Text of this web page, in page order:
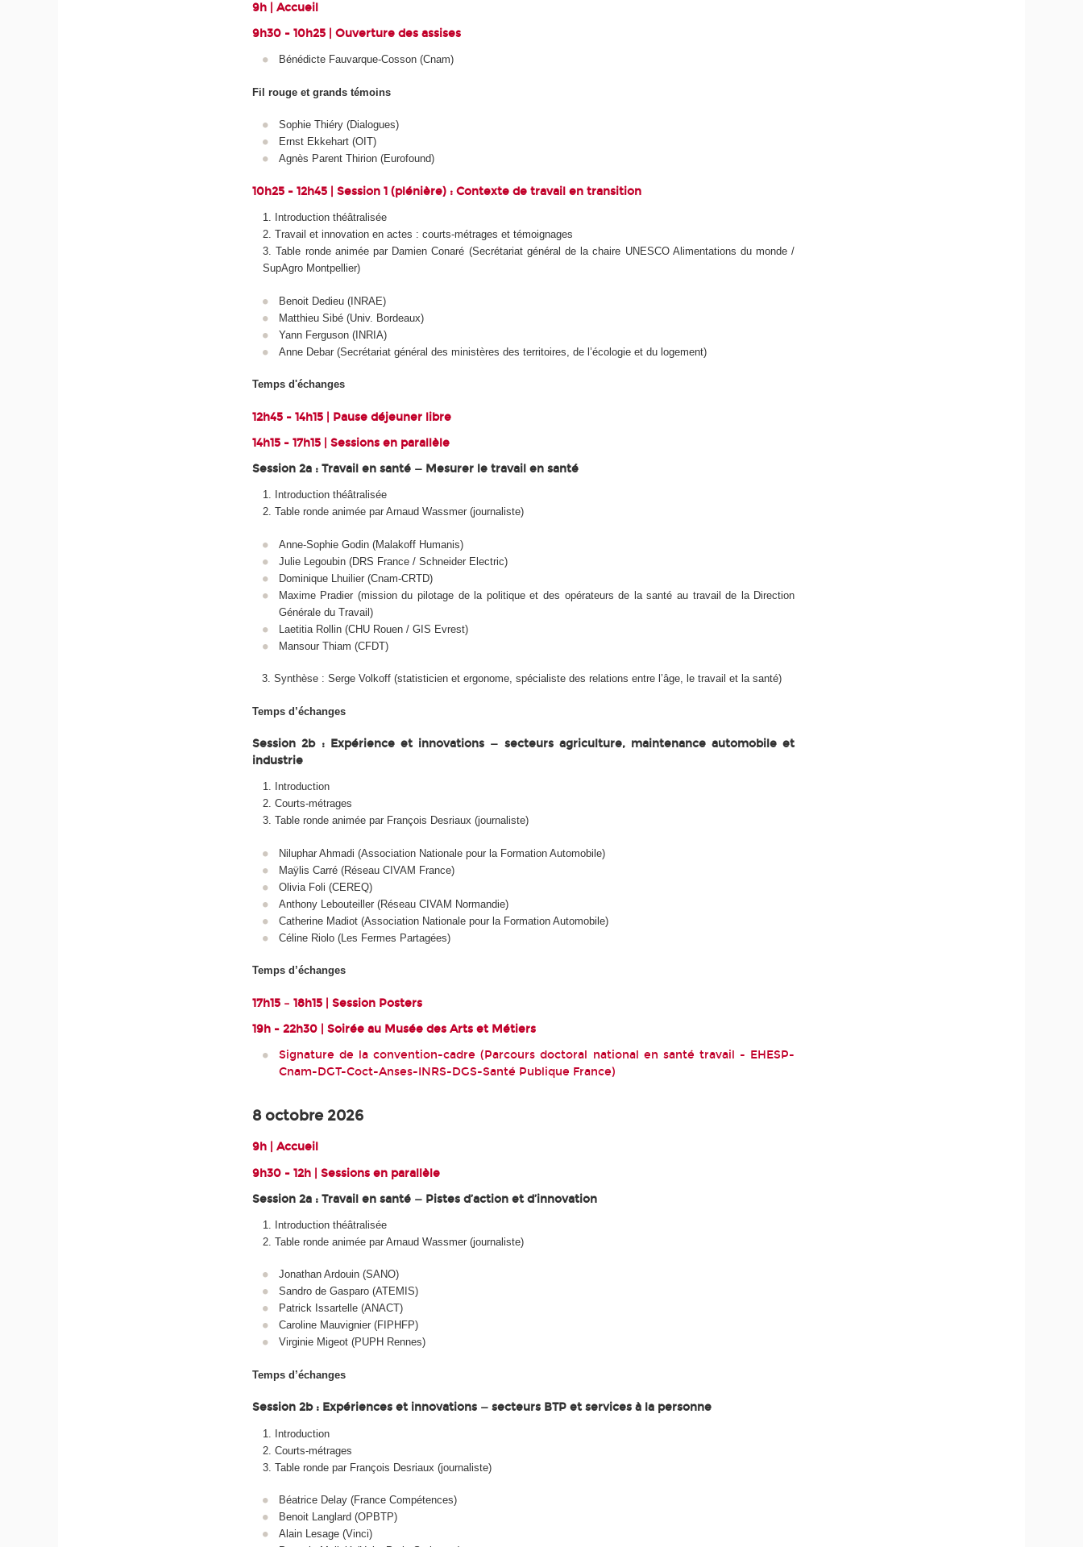
9h | Accueil
9h30 - 10h25 | Ouverture des assises
Bénédicte Fauvarque-Cosson (Cnam)
Fil rouge et grands témoins
Sophie Thiéry (Dialogues)
Ernst Ekkehart (OIT)
Agnès Parent Thirion (Eurofound)
10h25 - 12h45 | Session 1 (plénière) : Contexte de travail en transition
Introduction théâtralisée
Travail et innovation en actes : courts-métrages et témoignages
Table ronde animée par Damien Conaré (Secrétariat général de la chaire UNESCO Alimentations du monde /
SupAgro Montpellier)
Benoit Dedieu (INRAE)
Matthieu Sibé (Univ. Bordeaux)
Yann Ferguson (INRIA)
Anne Debar (Secrétariat général des ministères des territoires, de l’écologie et du logement)
Temps d'échanges
12h45 - 14h15 | Pause déjeuner libre
14h15 - 17h15 | Sessions en parallèle
Session 2a : Travail en santé — Mesurer le travail en santé
Introduction théâtralisée
Table ronde animée par Arnaud Wassmer (journaliste)
Anne-Sophie Godin (Malakoff Humanis)
Julie Legoubin (DRS France / Schneider Electric)
Dominique Lhuilier (Cnam-CRTD)
Maxime Pradier (mission du pilotage de la politique et des opérateurs de la santé au travail de la Direction
Générale du Travail)
Laetitia Rollin (CHU Rouen / GIS Evrest)
Mansour Thiam (CFDT)
3. Synthèse : Serge Volkoff (statisticien et ergonome, spécialiste des relations entre l’âge, le travail et la santé)
Temps d’échanges
Session 2b : Expérience et innovations — secteurs agriculture, maintenance automobile et
industrie
Introduction
Courts-métrages
Table ronde animée par François Desriaux (journaliste)
Niluphar Ahmadi (Association Nationale pour la Formation Automobile)
Maÿlis Carré (Réseau CIVAM France)
Olivia Foli (CEREQ)
Anthony Lebouteiller (Réseau CIVAM Normandie)
Catherine Madiot (Association Nationale pour la Formation Automobile)
Céline Riolo (Les Fermes Partagées)
Temps d’échanges
17h15 – 18h15 | Session Posters
19h - 22h30 | Soirée au Musée des Arts et Métiers
Signature de la convention-cadre (Parcours doctoral national en santé travail - EHESP-
Cnam-DGT-Coct-Anses-INRS-DGS-Santé Publique France)
8 octobre 2026
9h | Accueil
9h30 - 12h | Sessions en parallèle
Session 2a : Travail en santé — Pistes d’action et d’innovation
Introduction théâtralisée
Table ronde animée par Arnaud Wassmer (journaliste)
Jonathan Ardouin (SANO)
Sandro de Gasparo (ATEMIS)
Patrick Issartelle (ANACT)
Caroline Mauvignier (FIPHFP)
Virginie Migeot (PUPH Rennes)
Temps d’échanges
Session 2b : Expériences et innovations — secteurs BTP et services à la personne
Introduction
Courts-métrages
Table ronde par François Desriaux (journaliste)
Béatrice Delay (France Compétences)
Benoit Langlard (OPBTP)
Alain Lesage (Vinci)